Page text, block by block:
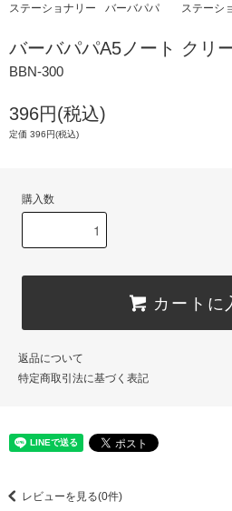
ステーショナリー
バーバパパ
ステーシ
バーバパパA5ノート クリ
BBN-300
396円(税込)
定価 396円(税込)
購入数
カートに
返品について
特定商取引法に基づく表記
レビューを見る(0件)